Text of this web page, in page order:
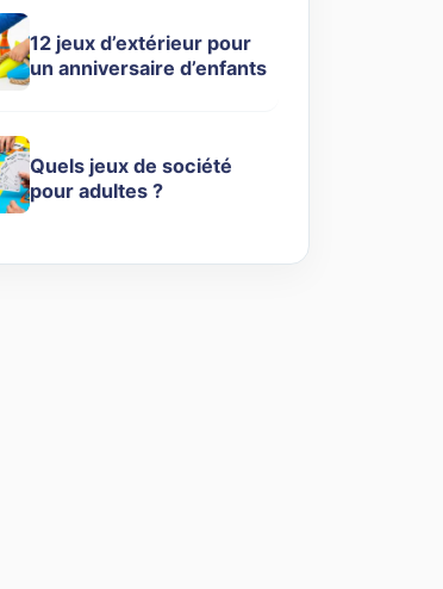
12 jeux d’extérieur pour
un anniversaire d’enfants
Quels jeux de société
pour adultes ?